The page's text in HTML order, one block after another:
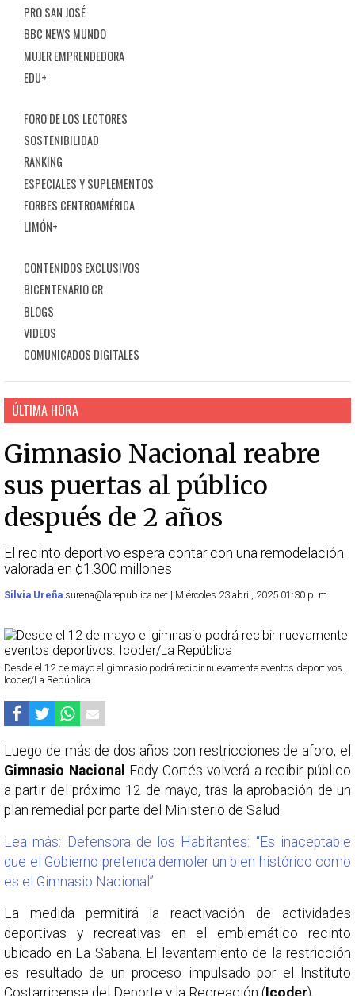
PRO SAN JOSÉ
BBC NEWS MUNDO
MUJER EMPRENDEDORA
EDU+
FORO DE LOS LECTORES
SOSTENIBILIDAD
RANKING
ESPECIALES Y SUPLEMENTOS
FORBES CENTROAMÉRICA
LIMÓN+
CONTENIDOS EXCLUSIVOS
BICENTENARIO CR
BLOGS
VIDEOS
COMUNICADOS DIGITALES
ÚLTIMA HORA
Gimnasio Nacional reabre
sus puertas al público
después de 2 años
El recinto deportivo espera contar con una remodelación
valorada en ¢1.300 millones
Silvia Ureña surena@larepublica.net | Miércoles 23 abril, 2025 01:30 p. m.
Desde el 12 de mayo el gimnasio podrá recibir nuevamente eventos deportivos.
Icoder/La República
Luego de más de dos años con restricciones de aforo, el
Gimnasio Nacional
Eddy Cortés volverá a recibir público
a partir del próximo 12 de mayo, tras la aprobación de un
plan remedial por parte del Ministerio de Salud.
Lea más: Defensora de los Habitantes: “Es inaceptable
que el Gobierno pretenda demoler un bien histórico como
es el Gimnasio Nacional”
La medida permitirá la reactivación de actividades
deportivas y recreativas en el emblemático recinto
ubicado en La Sabana. El levantamiento de la restricción
es resultado de un proceso impulsado por el Instituto